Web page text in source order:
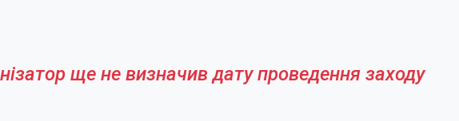
ще не визначив дату проведення заходу